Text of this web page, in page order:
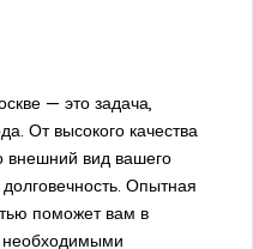
— это задача,
От высокого качества
внешний вид вашего
Опытная
поможет вам в
необходимыми